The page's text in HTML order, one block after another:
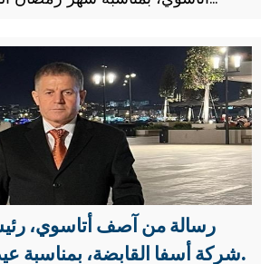
الأعمال الخيري، رسالة
رسالة من آصف أتاسوي،
شركة أسفا القابضة، بمناسبة عيد بيرات كانديلي.